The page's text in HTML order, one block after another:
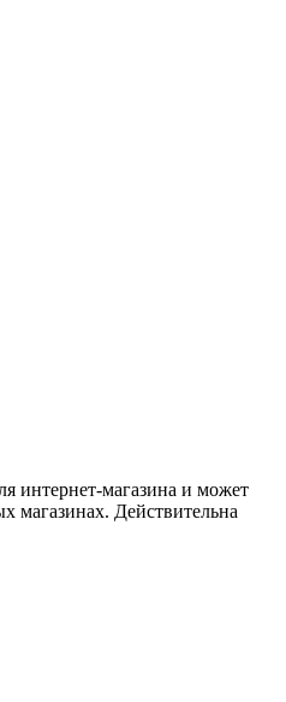
интернет-магазина и может
магазинах. Действительна